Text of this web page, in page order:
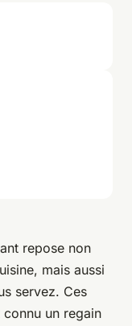
repose non
mais aussi
servez. Ces
un regain